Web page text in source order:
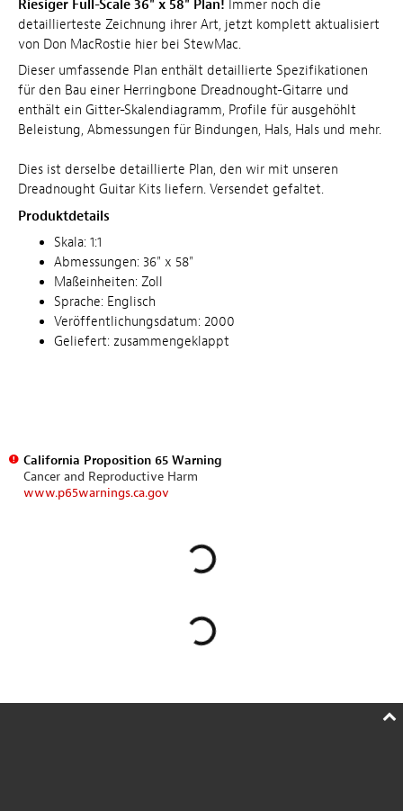
Riesiger Full-Scale 36" x 58" Plan! Immer noch die
detaillierteste Zeichnung ihrer Art, jetzt komplett aktualisiert
von Don MacRostie hier bei StewMac.
Dieser umfassende Plan enthält detaillierte Spezifikationen
für den Bau einer Herringbone Dreadnought-Gitarre und
enthält ein Gitter-Skalendiagramm, Profile für ausgehöhlt
Beleistung, Abmessungen für Bindungen, Hals, Hals und mehr.
Dies ist derselbe detaillierte Plan, den wir mit unseren
Dreadnought Guitar Kits liefern. Versendet gefaltet.
Produktdetails
Skala: 1:1
Abmessungen: 36" x 58"
Maßeinheiten: Zoll
Sprache: Englisch
Veröffentlichungsdatum: 2000
Geliefert: zusammengeklappt
California Proposition 65 Warning
Cancer and Reproductive Harm
www.p65warnings.ca.gov